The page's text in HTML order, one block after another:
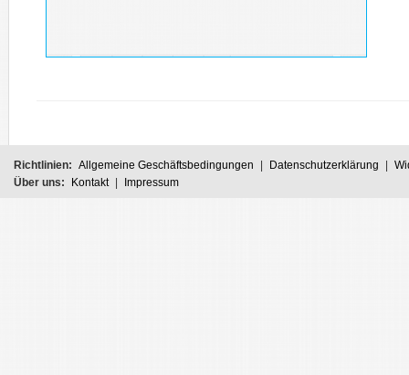
Richtlinien: Allgemeine Geschäftsbedingungen Datenschutzerklärung
Über uns:
Kontakt Impressum